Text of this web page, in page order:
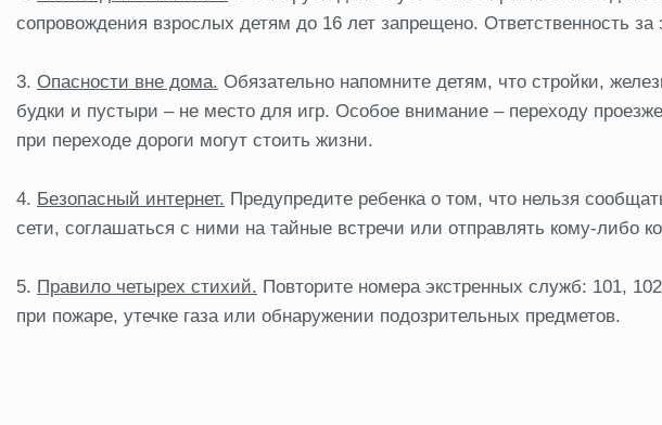
сопровождения взрослых детям до 16 лет запрещено. Ответственность за
3. Опасности вне дома. Обязательно напомните детям, что стройки,
будки и пустыри – не место для игр. Особое внимание – переходу
при переходе дороги могут стоить жизни.
4. Безопасный интернет. Предупредите ребенка о том, что нельзя
сети, соглашаться с ними на тайные встречи или отправлять кому-либо
5. Правило четырех стихий. Повторите номера экстренных служб: 101,
при пожаре, утечке газа или обнаружении подозрительных предметов.